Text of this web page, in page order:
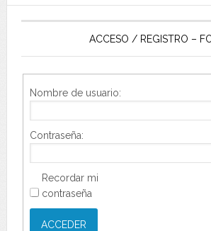
ACCESO / REGISTRO –
Nombre de usuario:
Contraseña:
Recordar mi
contraseña
ACCEDER